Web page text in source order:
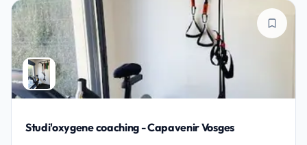
Studi'oxygene coaching - Capavenir Vosges